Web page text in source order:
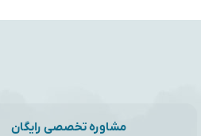
مشاوره تخصصی رایگان